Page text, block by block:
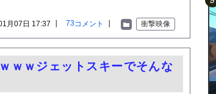
そこに金庫があったから、開けてみ...
・・・・・・・・・
恒例の苦しい時期に入るドジャー...
衝撃映像
73コメント
月07日 17:37 ┃
ｗｗジェットスキーでそんな